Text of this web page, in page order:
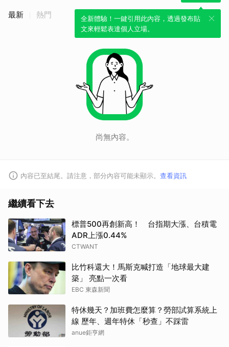
全新體驗！一鍵引用此內容，透過發布貼
文來輕鬆表達個人立場。
最新 熱門
尚無內容。
內容已至結尾。請注意，部分內容可能未顯示。 查看資訊
繼續看下去
標普500再創新高！ 台指期大漲、台積電
ADR上漲0.44%
CTWANT
比竹科還大！馬斯克喊打造「地球最大建
築」 亮點一次看
EBC 東森新聞
特休幾天？加班費怎麼算？勞部試算系統上
線 歷年、週年特休「秒查」不踩雷
anue鉅亨網